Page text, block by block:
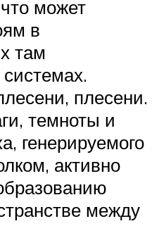
может
в
там
плесени.
темноты и
генерируемого
активно
между